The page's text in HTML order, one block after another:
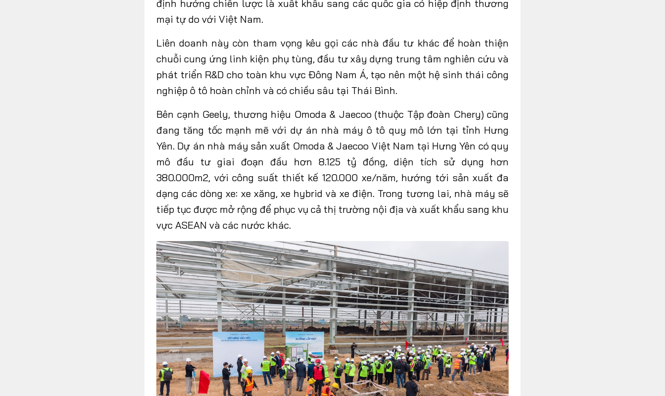
định hướng chiến lược là xuất khẩu sang các quốc gia có hiệp định thương
mại tự do với Việt Nam.
Liên doanh này còn tham vọng kêu gọi các nhà đầu tư khác để hoàn thiện
chuỗi cung ứng linh kiện phụ tùng, đầu tư xây dựng trung tâm nghiên cứu và
phát triển R&D cho toàn khu vực Đông Nam Á, tạo nên một hệ sinh thái công
nghiệp ô tô hoàn chỉnh và có chiều sâu tại Thái Bình.
Bên cạnh Geely, thương hiệu Omoda & Jaecoo (thuộc Tập đoàn Chery) cũng
đang tăng tốc mạnh mẽ với dự án nhà máy ô tô quy mô lớn tại tỉnh Hưng
Yên. Dự án nhà máy sản xuất Omoda & Jaecoo Việt Nam tại Hưng Yên có quy
mô đầu tư giai đoạn đầu hơn 8.125 tỷ đồng, diện tích sử dụng hơn
380.000m2, với công suất thiết kế 120.000 xe/năm, hướng tới sản xuất đa
dạng các dòng xe: xe xăng, xe hybrid và xe điện. Trong tương lai, nhà máy sẽ
tiếp tục được mở rộng để phục vụ cả thị trường nội địa và xuất khẩu sang khu
vực ASEAN và các nước khác.